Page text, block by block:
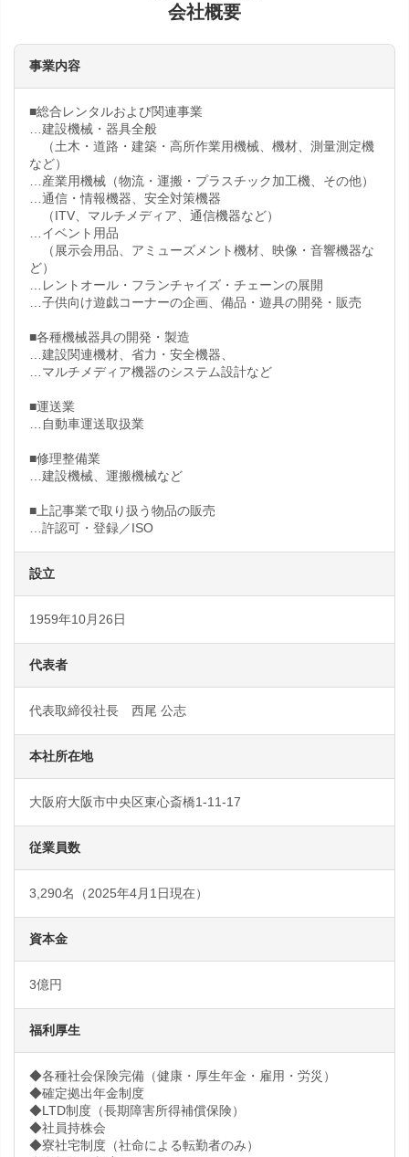
会社概要
事業内容
■総合レンタルおよび関連事業
…建設機械・器具全般
（土木・道路・建築・高所作業用機械、機材、測量測定機
など）
…産業用機械（物流・運搬・プラスチック加工機、その他）
…通信・情報機器、安全対策機器
（ITV、マルチメディア、通信機器など）
…イベント用品
（展示会用品、アミューズメント機材、映像・音響機器な
ど）
…レントオール・フランチャイズ・チェーンの展開
…子供向け遊戯コーナーの企画、備品・遊具の開発・販売
■各種機械器具の開発・製造
…建設関連機材、省力・安全機器、
…マルチメディア機器のシステム設計など
■運送業
…自動車運送取扱業
■修理整備業
…建設機械、運搬機械など
■上記事業で取り扱う物品の販売
…許認可・登録／ISO
設立
1959年10月26日
代表者
代表取締役社長 西尾 公志
本社所在地
大阪府大阪市中央区東心斎橋1-11-17
従業員数
3,290名（2025年4月1日現在）
資本金
3億円
福利厚生
◆各種社会保険完備（健康・厚生年金・雇用・労災）
◆確定拠出年金制度
◆LTD制度（長期障害所得補償保険）
◆社員持株会
◆寮社宅制度（社命による転勤者のみ）